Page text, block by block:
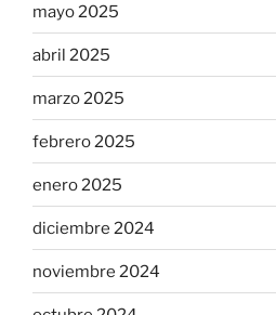
mayo 2025
abril 2025
marzo 2025
febrero 2025
enero 2025
diciembre 2024
noviembre 2024